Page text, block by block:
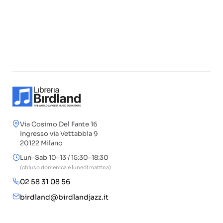
Via Cosimo Del Fante 16
Ingresso via Vettabbia 9
20122 Milano
Lun–Sab 10–13 / 15:30–18:30
(chiuso domenica e lunedì mattina)
02 58 31 08 56
birdland@birdlandjazz.it